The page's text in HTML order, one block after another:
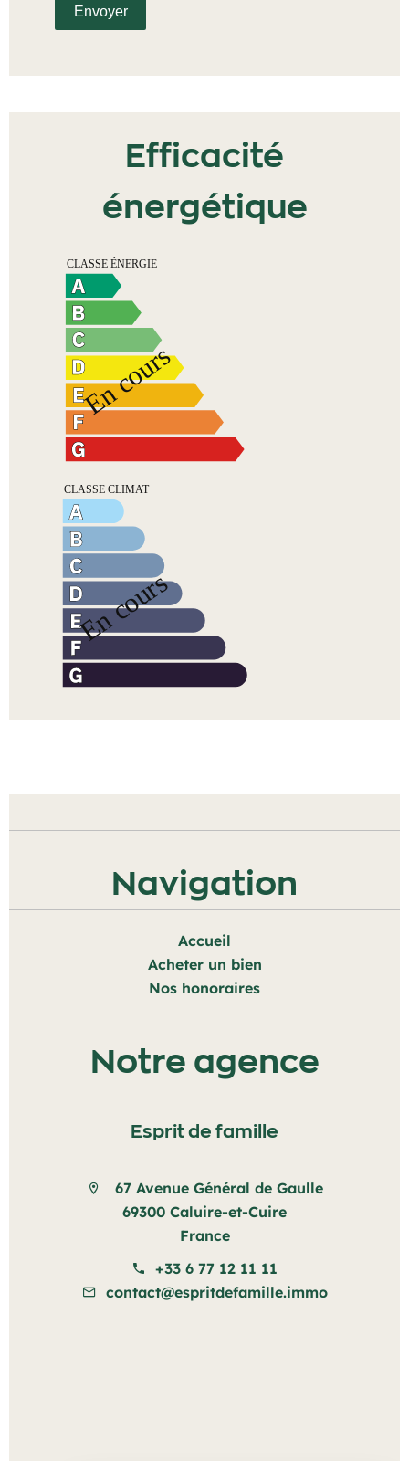
Envoyer
Efficacité
énergétique
Navigation
Accueil
Acheter un bien
Nos honoraires
Notre agence
Esprit de famille
67 Avenue Général de Gaulle
69300 Caluire-et-Cuire
France
+33 6 77 12 11 11
contact@espritdefamille.immo